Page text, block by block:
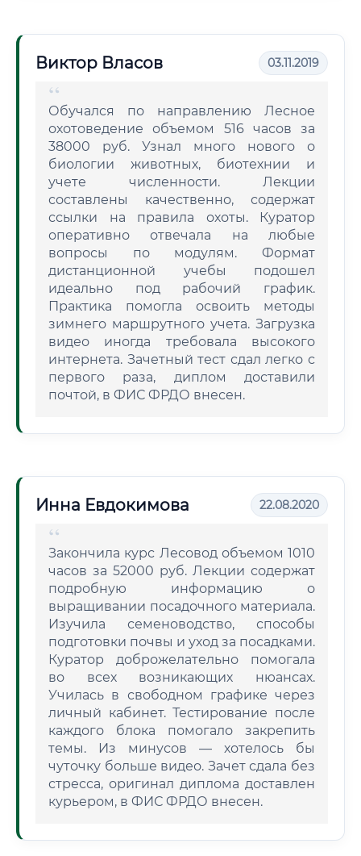
Виктор Власов 03.11.2019
Обучался по направлению Лесное
охотоведение объемом 516 часов за
38000 руб. Узнал много нового о
биологии животных, биотехнии и
учете численности. Лекции
составлены качественно, содержат
ссылки на правила охоты. Куратор
оперативно отвечала на любые
вопросы по модулям. Формат
дистанционной учебы подошел
идеально под рабочий график.
Практика помогла освоить методы
зимнего маршрутного учета. Загрузка
видео иногда требовала высокого
интернета. Зачетный тест сдал легко с
первого раза, диплом доставили
почтой, в ФИС ФРДО внесен.
Инна Евдокимова 22.08.2020
Закончила курс Лесовод объемом 1010
часов за 52000 руб. Лекции содержат
подробную информацию о
выращивании посадочного материала.
Изучила семеноводство, способы
подготовки почвы и уход за посадками.
Куратор доброжелательно помогала
во всех возникающих нюансах.
Училась в свободном графике через
личный кабинет. Тестирование после
каждого блока помогало закрепить
темы. Из минусов — хотелось бы
чуточку больше видео. Зачет сдала без
стресса, оригинал диплома доставлен
курьером, в ФИС ФРДО внесен.